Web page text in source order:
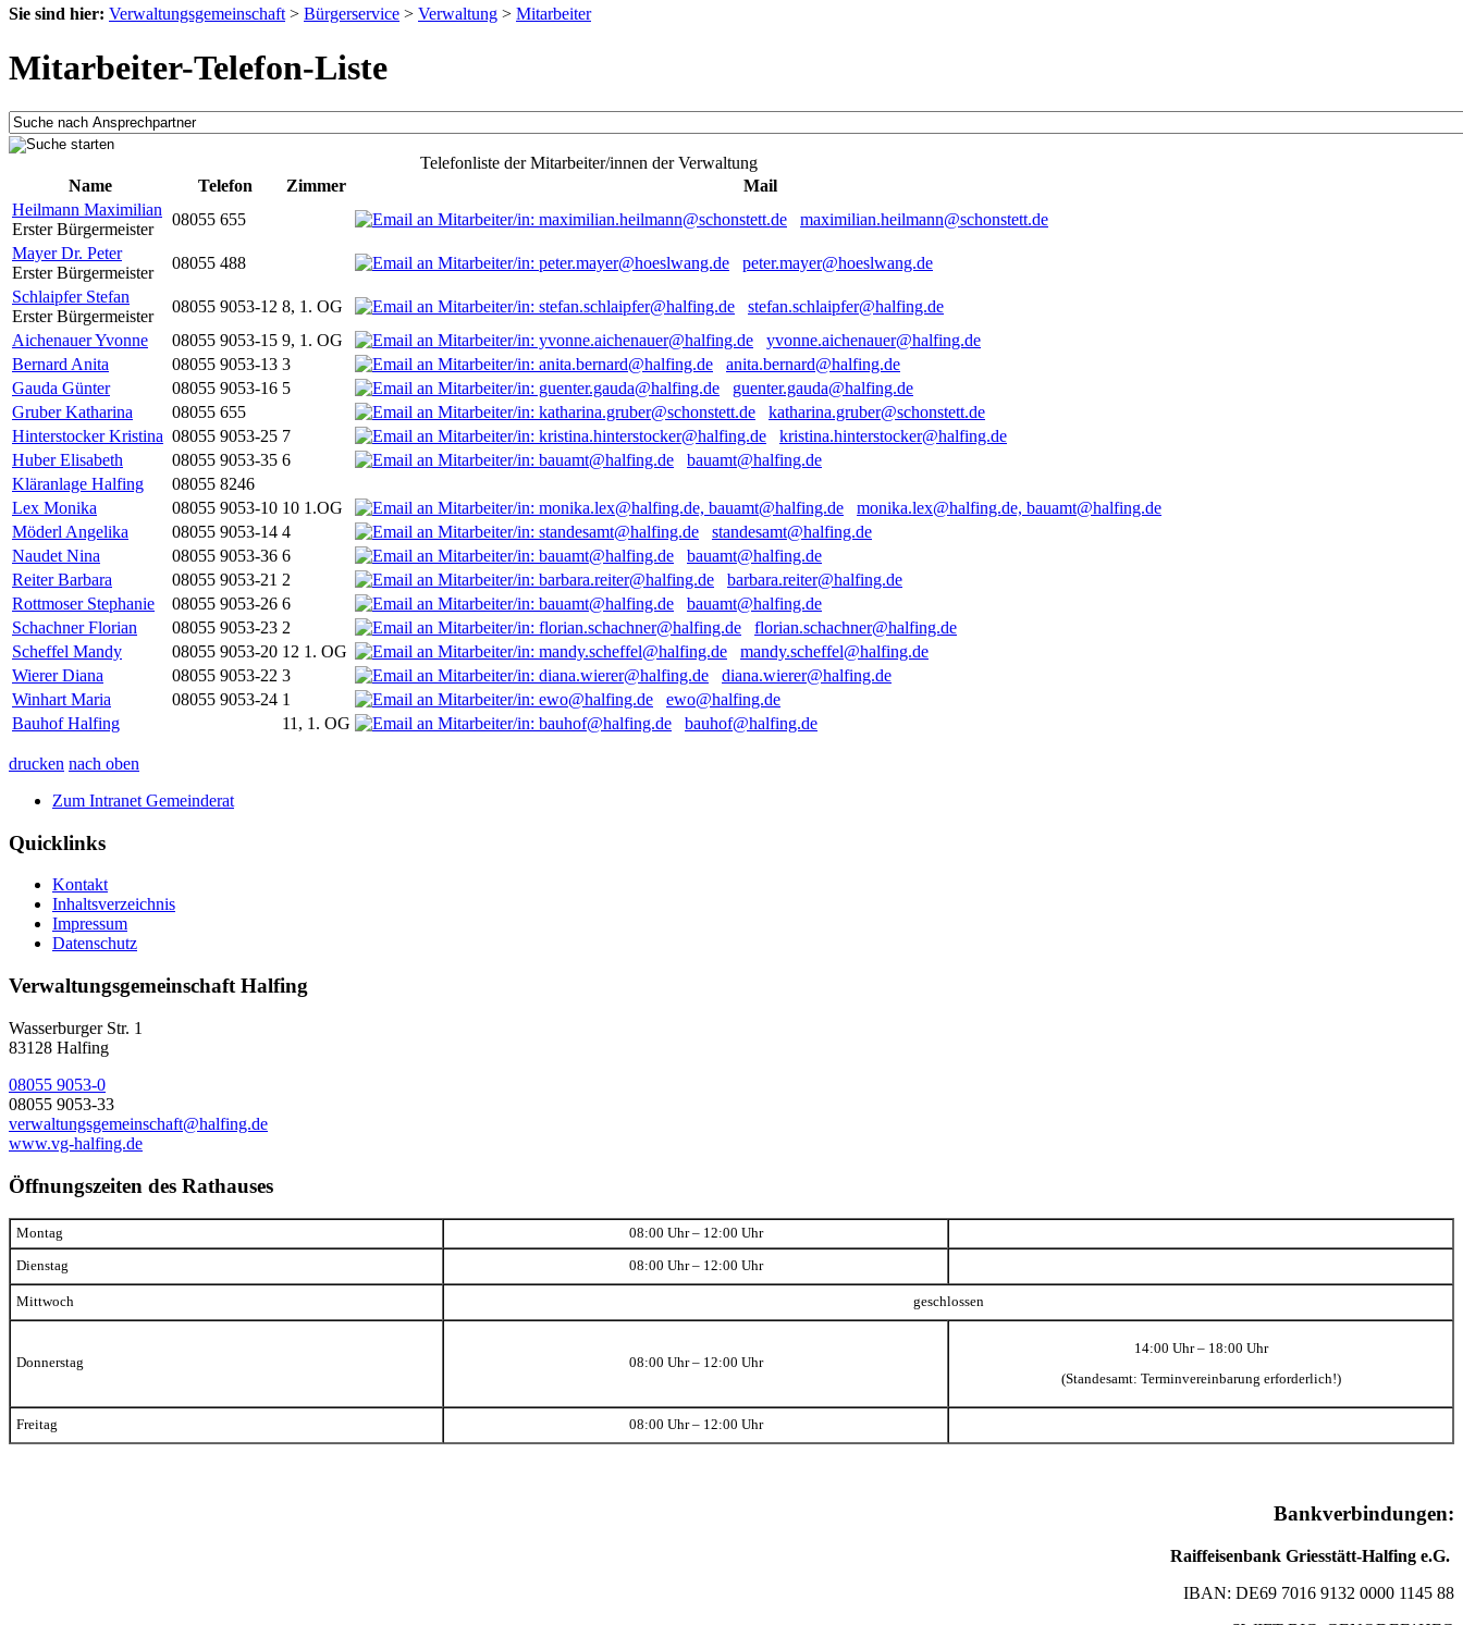
Sie sind hier: Verwaltungsgemeinschaft > Bürgerservice > Verwaltung > Mitarbeiter
Mitarbeiter-Telefon-Liste
Telefonliste der Mitarbeiter/innen der Verwaltung
Name
Telefon Zimmer
Mail
Heilmann Maximilian
Erster Bürgermeister
08055 655
maximilian.heilmann@schonstett.de
Mayer Dr. Peter
Erster Bürgermeister
08055 488
peter.mayer@hoeslwang.de
Schlaipfer Stefan
Erster Bürgermeister
08055 9053-12 8, 1. OG
stefan.schlaipfer@halfing.de
Aichenauer Yvonne
08055 9053-15 9, 1. OG
yvonne.aichenauer@halfing.de
Bernard Anita
08055 9053-13 3
anita.bernard@halfing.de
Gauda Günter
08055 9053-16 5
guenter.gauda@halfing.de
Gruber Katharina
08055 655
katharina.gruber@schonstett.de
Hinterstocker Kristina 08055 9053-25 7
kristina.hinterstocker@halfing.de
Huber Elisabeth
08055 9053-35 6
bauamt@halfing.de
Kläranlage Halfing
08055 8246
Lex Monika
08055 9053-10 10 1.OG
monika.lex@halfing.de, bauamt@halfing.de
Möderl Angelika
08055 9053-14 4
standesamt@halfing.de
Naudet Nina
08055 9053-36 6
bauamt@halfing.de
Reiter Barbara
08055 9053-21 2
barbara.reiter@halfing.de
Rottmoser Stephanie
08055 9053-26 6
bauamt@halfing.de
Schachner Florian
08055 9053-23 2
florian.schachner@halfing.de
Scheffel Mandy
08055 9053-20 12 1. OG
mandy.scheffel@halfing.de
Wierer Diana
08055 9053-22 3
diana.wierer@halfing.de
Winhart Maria
08055 9053-24 1
ewo@halfing.de
Bauhof Halfing
11, 1. OG bauhof@halfing.de
drucken nach oben
Zum Intranet Gemeinderat
Quicklinks
Kontakt
Inhaltsverzeichnis
Impressum
Datenschutz
Verwaltungsgemeinschaft Halfing
Wasserburger Str. 1
83128 Halfing
08055 9053-0
08055 9053-33
verwaltungsgemeinschaft@halfing.de
www.vg-halfing.de
Öffnungszeiten des Rathauses
Montag 08:00 Uhr – 12:00 Uhr
Dienstag 08:00 Uhr – 12:00 Uhr
Mittwoch geschlossen
Donnerstag 08:00 Uhr – 12:00 Uhr
14:00 Uhr – 18:00 Uhr
(Standesamt: Terminvereinbarung erforderlich!)
Freitag 08:00 Uhr – 12:00 Uhr
Bankverbindungen:
Raiffeisenbank Griesstätt-Halfing e.G.
IBAN: DE69 7016 9132 0000 1145 88